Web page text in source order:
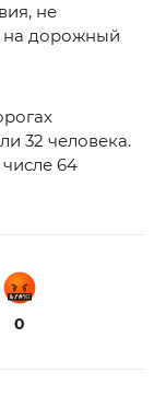
не
на дорожный
32 человека.
64
0